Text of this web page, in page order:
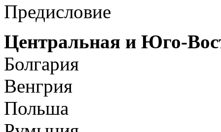
Предисловие
Центральная и Юго-
Болгария
Венгрия
Польша